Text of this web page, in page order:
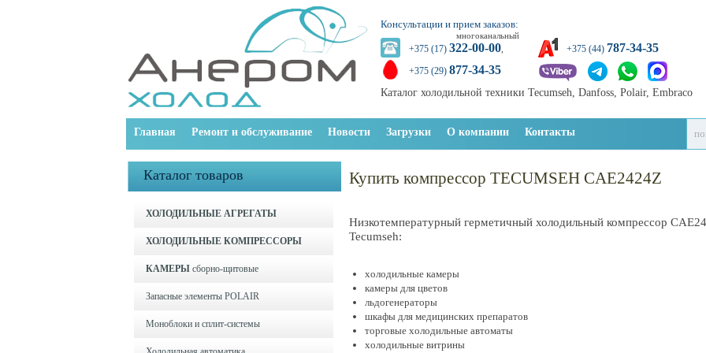
Консультации и прием заказов:
многоканальный
+375 (17) 322-00-00,
+375 (29) 877-34-35
+375 (44) 787-34-35
Каталог холодильной техники Tecumseh, Danfoss, Polair, Embraco
Главная Ремонт и обслуживание Новости Загрузки О компании Контакты
Каталог товаров
ХОЛОДИЛЬНЫЕ АГРЕГАТЫ
ХОЛОДИЛЬНЫЕ КОМПРЕССОРЫ
КАМЕРЫ сборно-щитовые
Запасные элементы POLAIR
Моноблоки и cплит-системы
Купить компрессор TECUMSEH CAE2424Z
Низкотемпературный герметичный холодильный компрессор
Tecumseh:
холодильные камеры
камеры для цветов
льдогенераторы
шкафы для медицинских препаратов
торговые холодильные автоматы
холодильные витрины